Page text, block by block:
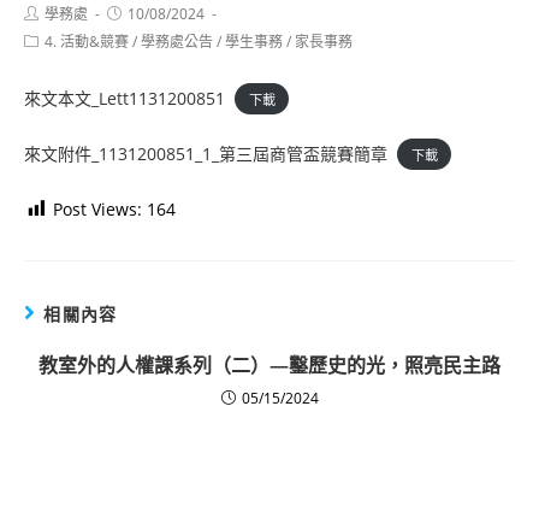
Post
author:
學務處
Post
published:
10/08/2024
Post4. 活動&競賽/學務處公告/學生事務/ 家長事務
來文本文_Lett1131200851 下載
來文附件_1131200851_1_第三屆商管盃競賽簡章 下載
Post Views: 164
相關內容
教室外的人權課系列（二）—鑿歷史的光，照亮民主路
05/15/2024